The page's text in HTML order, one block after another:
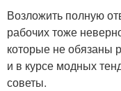
Возложить полную
рабочих тоже
которые не обязаны
и в курсе модных
советы.